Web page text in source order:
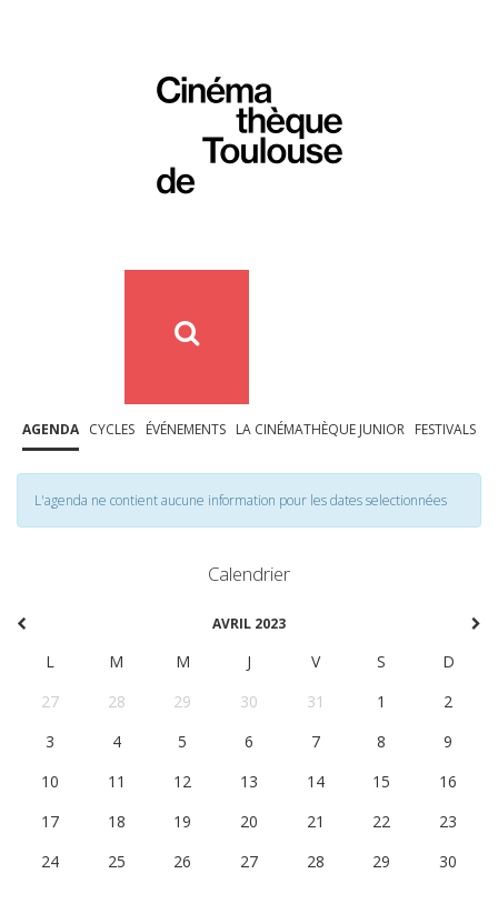
AGENDA CYCLES ÉVÉNEMENTS LA CINÉMATHÈQUE JUNIOR FESTIVALS
L'agenda ne contient aucune information pour les dates selectionnées
Calendrier
AVRIL 2023
L M M J V S
D
27
28 29 30 31 1
2
3
4 5 6 7 8
9
10
11 12 13 14 15
16
17
18 19 20 21 22
23
24
25 26 27 28 29 30